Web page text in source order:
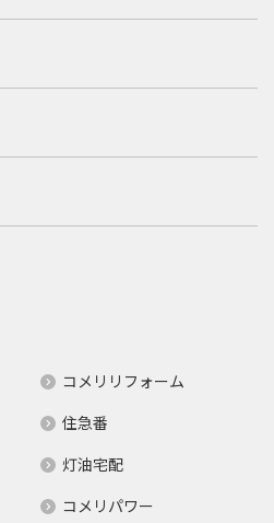
コメリリフォーム
住急番
灯油宅配
コメリパワー